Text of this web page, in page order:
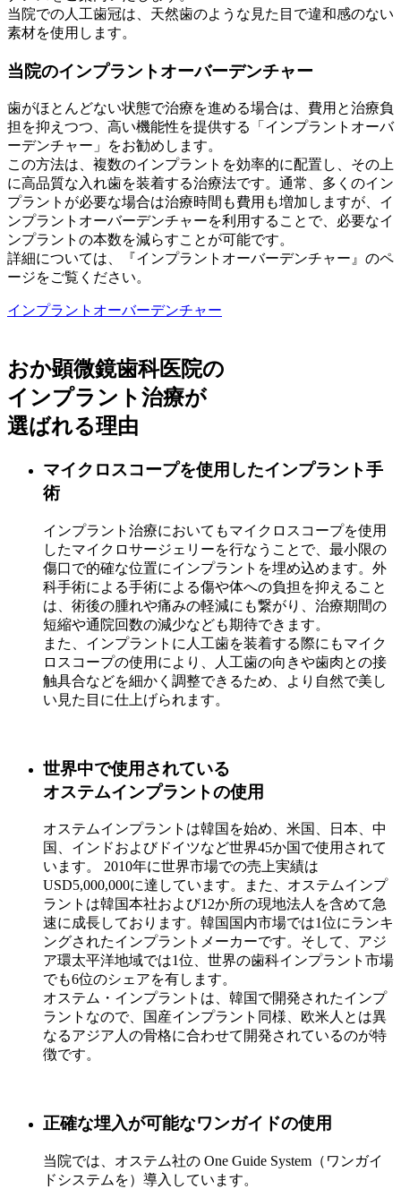
当院での人工歯冠は、天然歯のような見た目で違和感のない
素材を使用します。
当院のインプラントオーバーデンチャー
歯がほとんどない状態で治療を進める場合は、費用と治療負
担を抑えつつ、高い機能性を提供する「インプラントオーバ
ーデンチャー」をお勧めします。
この方法は、複数のインプラントを効率的に配置し、その上
に高品質な入れ歯を装着する治療法です。通常、多くのイン
プラントが必要な場合は治療時間も費用も増加しますが、イ
ンプラントオーバーデンチャーを利用することで、必要なイ
ンプラントの本数を減らすことが可能です。
詳細については、『インプラントオーバーデンチャー』のペ
ージをご覧ください。
インプラントオーバーデンチャー
おか顕微鏡歯科医院の
インプラント治療が
選ばれる理由
マイクロスコープを使用したインプラント手
術
インプラント治療においてもマイクロスコープを使用
したマイクロサージェリーを行なうことで、最小限の
傷口で的確な位置にインプラントを埋め込めます。外
科手術による手術による傷や体への負担を抑えること
は、術後の腫れや痛みの軽減にも繋がり、治療期間の
短縮や通院回数の減少なども期待できます。
また、インプラントに人工歯を装着する際にもマイク
ロスコープの使用により、人工歯の向きや歯肉との接
触具合などを細かく調整できるため、より自然で美し
い見た目に仕上げられます。
世界中で使用されている
オステムインプラントの使用
オステムインプラントは韓国を始め、米国、日本、中
国、インドおよびドイツなど世界45か国で使用されて
います。 2010年に世界市場での売上実績は
USD5,000,000に達しています。また、オステムインプ
ラントは韓国本社および12か所の現地法人を含めて急
速に成長しております。韓国国内市場では1位にランキ
ングされたインプラントメーカーです。そして、アジ
ア環太平洋地域では1位、世界の歯科インプラント市場
でも6位のシェアを有します。
オステム・インプラントは、韓国で開発されたインプ
ラントなので、国産インプラント同様、欧米人とは異
なるアジア人の骨格に合わせて開発されているのが特
徴です。
正確な埋入が可能なワンガイドの使用
当院では、オステム社の One Guide System（ワンガイ
ドシステムを）導入しています。